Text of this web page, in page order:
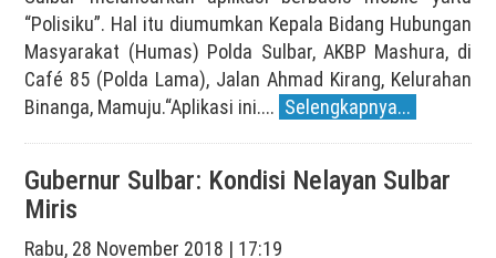
“Polisiku”. Hal itu diumumkan Kepala Bidang Hubungan
Masyarakat (Humas) Polda Sulbar, AKBP Mashura, di
Café 85 (Polda Lama), Jalan Ahmad Kirang, Kelurahan
Binanga, Mamuju.“Aplikasi ini.... Selengkapnya...
Gubernur Sulbar: Kondisi Nelayan Sulbar
Miris
Rabu, 28 November 2018 | 17:19